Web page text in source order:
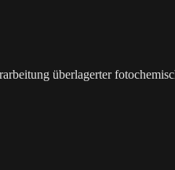
überlagerter